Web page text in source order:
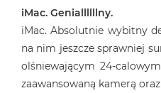
iMac. Geniallllllny.
iMac. Absolutnie wybitny
na nim jeszcze sprawniej
olśniewającym
zaawansowaną kamerą